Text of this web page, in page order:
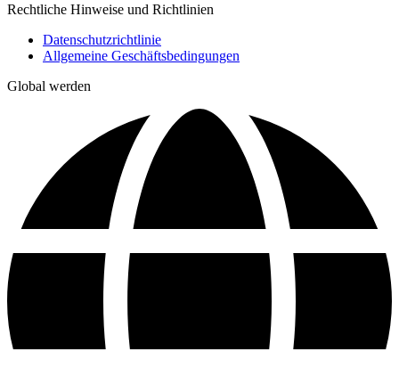
Rechtliche Hinweise und Richtlinien
Datenschutzrichtlinie
Allgemeine Geschäftsbedingungen
Global werden